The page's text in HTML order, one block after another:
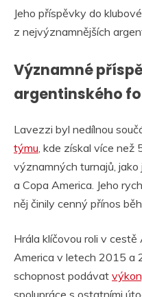
Jeho příspěvky do
z nejvýznamnějších
Významné
argentinského
Lavezzi byl nedílnou
týmu, kde získal více než
významných turnajů,
a Copa America. Jeho
něj činily cenný přínos
Hrála klíčovou roli v
America v letech 2015 a
schopnost podávat